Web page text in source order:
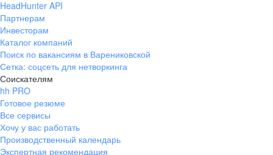
HeadHunter API
Партнерам
Инвесторам
Каталог компаний
Поиск по вакансиям в Варениковской
Сетка: соцсеть для нетворкинга
Соискателям
hh PRO
Готовое резюме
Все сервисы
Хочу у вас работать
Производственный календарь
Экспертная рекомендация